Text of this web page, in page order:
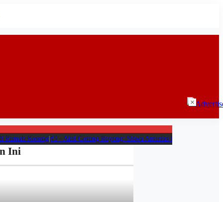
Kosong|#3 -Aksi Gotong Royong: Siswa Antusias Bantu SPPG
Ini
×